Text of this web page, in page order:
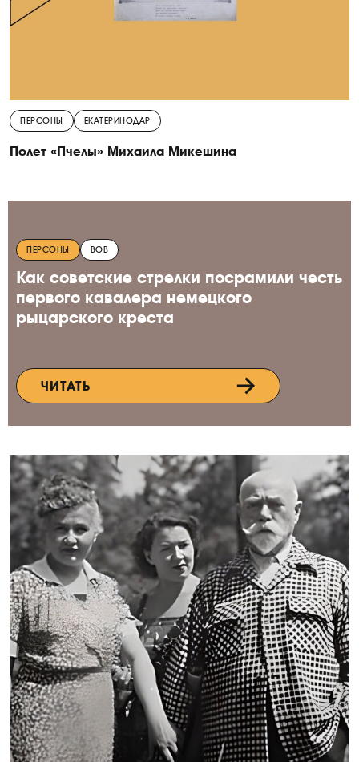
ПЕРСОНЫ ЕКАТЕРИНОДАР
Полет «Пчелы» Михаила Микешина
ПЕРСОНЫ ВОВ
Как советские стрелки посрамили честь
первого кавалера немецкого
рыцарского креста
ЧИТАТЬ